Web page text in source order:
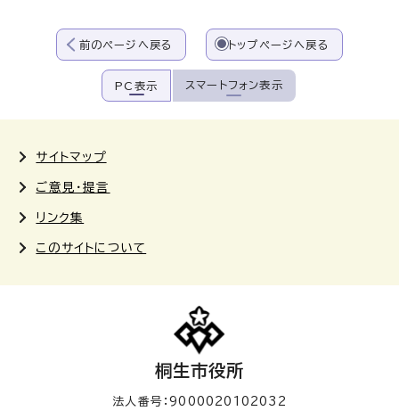
前のページへ戻る トップページへ戻る
PC表示 スマートフォン表示
サイトマップ
ご意見・提言
リンク集
このサイトについて
桐生市役所
法人番号：9000020102032